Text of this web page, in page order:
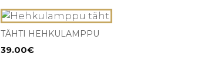
TÄHTI HEHKULAMPPU
39.00€